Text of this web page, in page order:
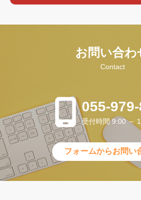
お問い合わ
Contact
055-
受付時間 9:00 ～
フォームからお問い